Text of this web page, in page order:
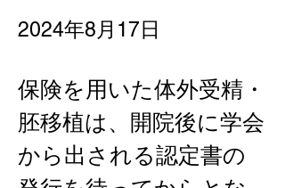
2024年8月17日
保険を用いた体外受精・
胚移植は、開院後に学会
から出される認定書の